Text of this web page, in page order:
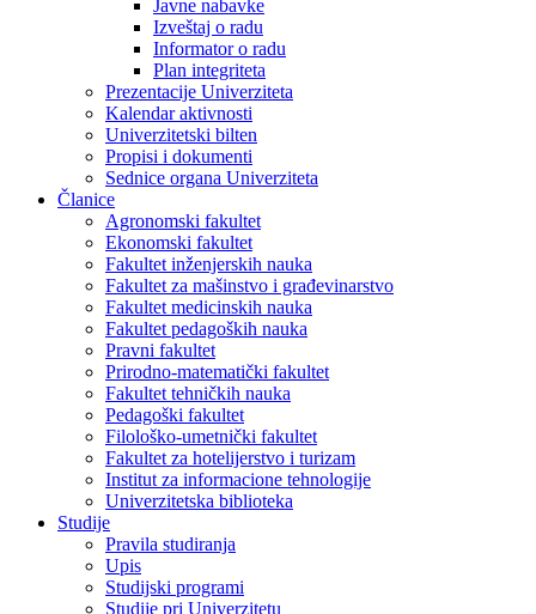
Javne nabavke
Izveštaj o radu
Informator o radu
Plan integriteta
Prezentacije Univerziteta
Kalendar aktivnosti
Univerzitetski bilten
Propisi i dokumenti
Sednice organa Univerziteta
Članice
Agronomski fakultet
Ekonomski fakultet
Fakultet inženjerskih nauka
Fakultet za mašinstvo i građevinarstvo
Fakultet medicinskih nauka
Fakultet pedagoških nauka
Pravni fakultet
Prirodno-matematički fakultet
Fakultet tehničkih nauka
Pedagoški fakultet
Filološko-umetnički fakultet
Fakultet za hotelijerstvo i turizam
Institut za informacione tehnologije
Univerzitetska biblioteka
Studije
Pravila studiranja
Upis
Studijski programi
Studije pri Univerzitetu